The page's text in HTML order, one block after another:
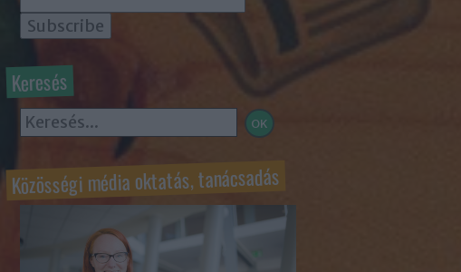
Keresés
Közösségi média oktatás, tanácsadás